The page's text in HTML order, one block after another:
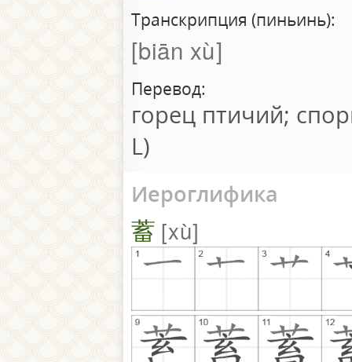
Транскрипция (пиньинь):
biān xù
Перевод:
горец птичий;
L)
Иероглифика
蓄 xù